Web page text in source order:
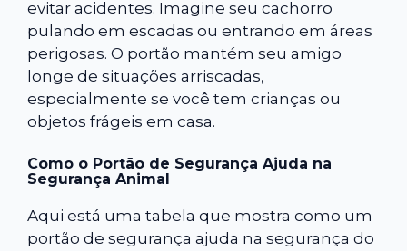
evitar acidentes. Imagine seu cachorro
pulando em escadas ou entrando em áreas
perigosas. O portão mantém seu amigo
longe de situações arriscadas,
especialmente se você tem crianças ou
objetos frágeis em casa.
Como o Portão de Segurança Ajuda na
Segurança Animal
Aqui está uma tabela que mostra como um
portão de segurança ajuda na segurança do